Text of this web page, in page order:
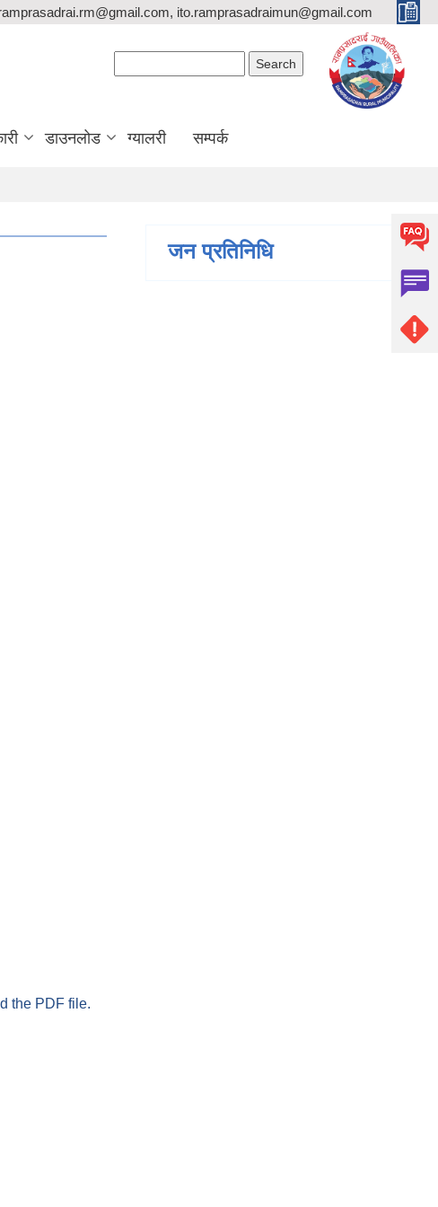
ito.ramprasadraimun@gmail.com
डाउनलोड ग्यालरी सम्पर्क
the PDF file.
जन प्रतिनिधि